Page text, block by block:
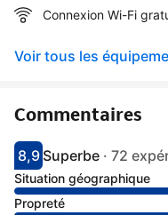
Connexion Wi-Fi
Voir tous les
Commentaires
Avec une note de 8.9
8,9
superbeSuperbe · 72
Situation géographique
Propreté